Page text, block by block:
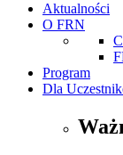
Aktualności
O FRN
Program
Dla